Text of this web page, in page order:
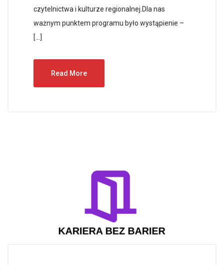
czytelnictwa i kulturze regionalnej.Dla nas
ważnym punktem programu było wystąpienie –
[…]
Read More